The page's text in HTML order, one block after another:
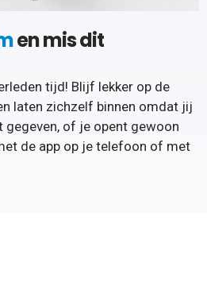
en mis dit
tijd! Blijf lekker op de
laten zichzelf binnen omdat jij
of je opent gewoon
de app op je telefoon of met